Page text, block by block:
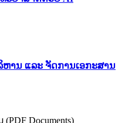
ຫານ ແລະ ຈັດການເອກະສານ
Documents)